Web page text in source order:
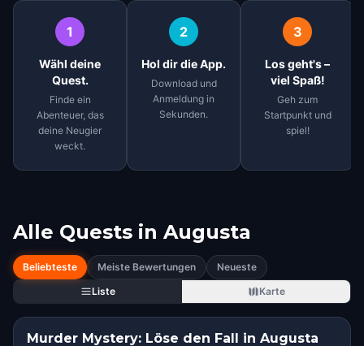
1
Wähl deine
Quest.
Finde ein
Abenteuer, das
deine Neugier
weckt.
2
Hol dir die App.
Download und
Anmeldung in
Sekunden.
3
Los geht's –
viel Spaß!
Geh zum
Startpunkt und
spiel!
Alle Quests in Augusta
Beliebteste Meiste Bewertungen
Neueste
Liste
Karte
Murder Mystery: Löse den Fall in Augusta